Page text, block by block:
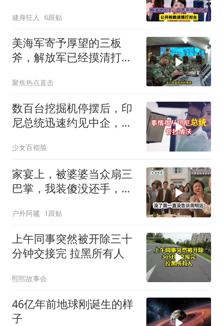
健身狂人 6跟贴
美海军寄予厚望的三板
斧，解放军已经摸清打
聚焦热点直击
数百台挖掘机停摆后，印
尼总统迅速约见中企，试
少女百褶脸
家宴上，被婆婆当众扇三
巴掌，我装傻没还手，悄
夫全家10人被新户主请出
家门
户外阿毽 1跟贴
上午同事突然被开除三十
分钟交接完 拉黑所有人
熙熙故事会
46亿年前地球刚诞生的样
子